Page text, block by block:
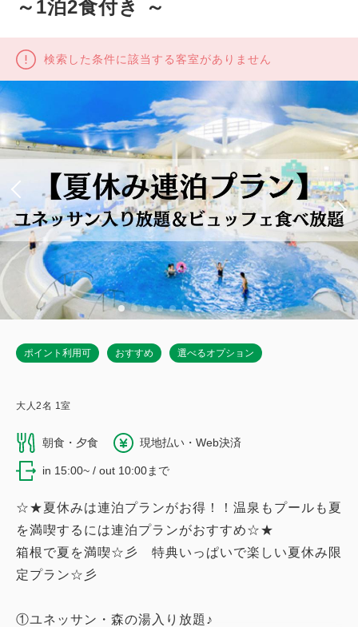
～1泊2食付き ～
検索した条件に該当する客室がありません
ポイント利用可 おすすめ 選べるオプション
大人 2名 1 室
朝食・夕食 現地払い・Web決済
in 15:00~ / out 10:00まで
☆★夏休みは連泊プランがお得！！温泉もプールも夏
を満喫するには連泊プランがおすすめ☆★
箱根で夏を満喫☆彡 特典いっぱいで楽しい夏休み限
定プラン☆彡
①ユネッサン・森の湯入り放題♪